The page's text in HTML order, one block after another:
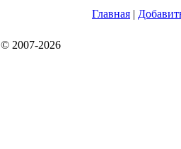
Главная |
© 2007-2026